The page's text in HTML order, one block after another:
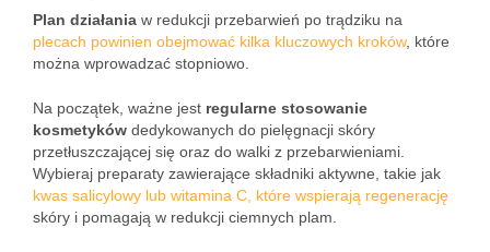
Plan działania w redukcji przebarwień po trądziku na
plecach powinien obejmować kilka kluczowych kroków, które
można wprowadzać stopniowo.
Na początek, ważne jest regularne stosowanie
kosmetyków dedykowanych do pielęgnacji skóry
przetłuszczającej się oraz do walki z przebarwieniami.
Wybieraj preparaty zawierające składniki aktywne, takie jak
kwas salicylowy lub witamina C, które wspierają regenerację
skóry i pomagają w redukcji ciemnych plam.